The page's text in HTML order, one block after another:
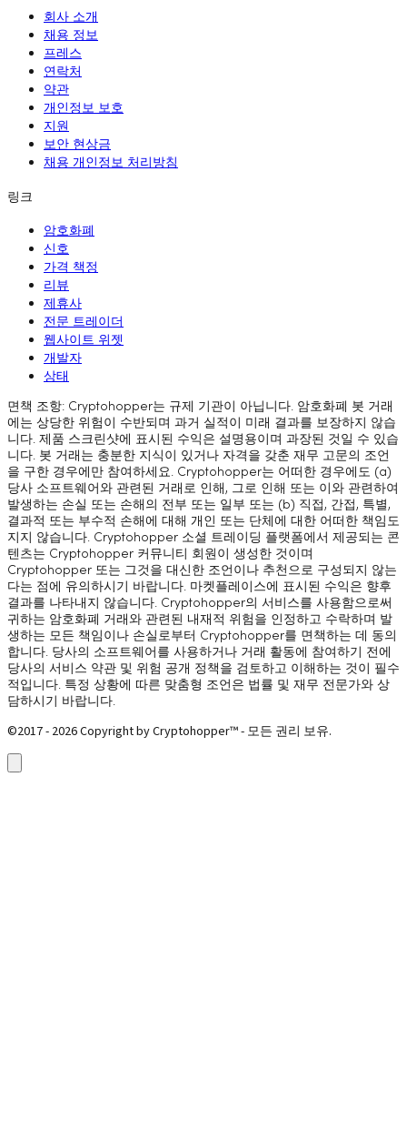
회사 소개
채용 정보
프레스
연락처
약관
개인정보 보호
지원
보안 현상금
채용 개인정보 처리방침
링크
암호화폐
신호
가격 책정
리뷰
제휴사
전문 트레이더
웹사이트 위젯
개발자
상태
면책 조항: Cryptohopper는 규제 기관이 아닙니다. 암호화폐 봇 거래
에는 상당한 위험이 수반되며 과거 실적이 미래 결과를 보장하지 않습
니다. 제품 스크린샷에 표시된 수익은 설명용이며 과장된 것일 수 있습
니다. 봇 거래는 충분한 지식이 있거나 자격을 갖춘 재무 고문의 조언
을 구한 경우에만 참여하세요. Cryptohopper는 어떠한 경우에도 (a)
당사 소프트웨어와 관련된 거래로 인해, 그로 인해 또는 이와 관련하여
발생하는 손실 또는 손해의 전부 또는 일부 또는 (b) 직접, 간접, 특별,
결과적 또는 부수적 손해에 대해 개인 또는 단체에 대한 어떠한 책임도
지지 않습니다. Cryptohopper 소셜 트레이딩 플랫폼에서 제공되는 콘
텐츠는 Cryptohopper 커뮤니티 회원이 생성한 것이며
Cryptohopper 또는 그것을 대신한 조언이나 추천으로 구성되지 않는
다는 점에 유의하시기 바랍니다. 마켓플레이스에 표시된 수익은 향후
결과를 나타내지 않습니다. Cryptohopper의 서비스를 사용함으로써
귀하는 암호화폐 거래와 관련된 내재적 위험을 인정하고 수락하며 발
생하는 모든 책임이나 손실로부터 Cryptohopper를 면책하는 데 동의
합니다. 당사의 소프트웨어를 사용하거나 거래 활동에 참여하기 전에
당사의 서비스 약관 및 위험 공개 정책을 검토하고 이해하는 것이 필수
적입니다. 특정 상황에 따른 맞춤형 조언은 법률 및 재무 전문가와 상
담하시기 바랍니다.
©2017 - 2026 Copyright by Cryptohopper™ - 모든 권리 보유.